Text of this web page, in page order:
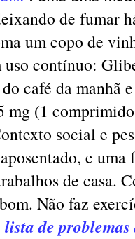
de fumar
um copo de
uso contínuo:
café da manhã
(1
social e
e
de casa.
Não faz
de problemas